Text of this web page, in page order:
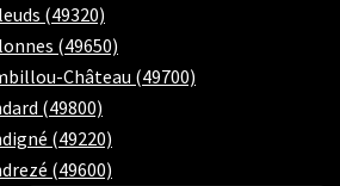
(49320)
(49650)
Château (49700)
(49800)
(49220)
(49600)